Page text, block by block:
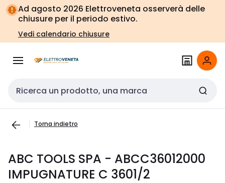
Vai alla
navigazione
Vai
alla
pagina
Ad agosto 2026 Elettroveneta osserverà delle
chiusure per il periodo estivo.
Vedi calendario chiusure
Cerca input
Torna indietro
ABC TOOLS SPA - ABCC36012000
IMPUGNATURE C 3601/2